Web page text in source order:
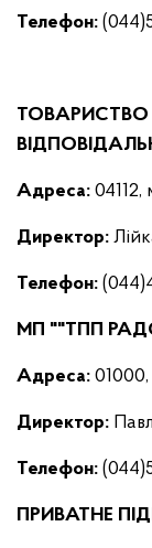
Телефон:
Адреса: 04112,
Директор:
Телефон:
МП ""ТПП
Адреса: 01000,
Директор:
Телефон:
ПРИВАТНЕ